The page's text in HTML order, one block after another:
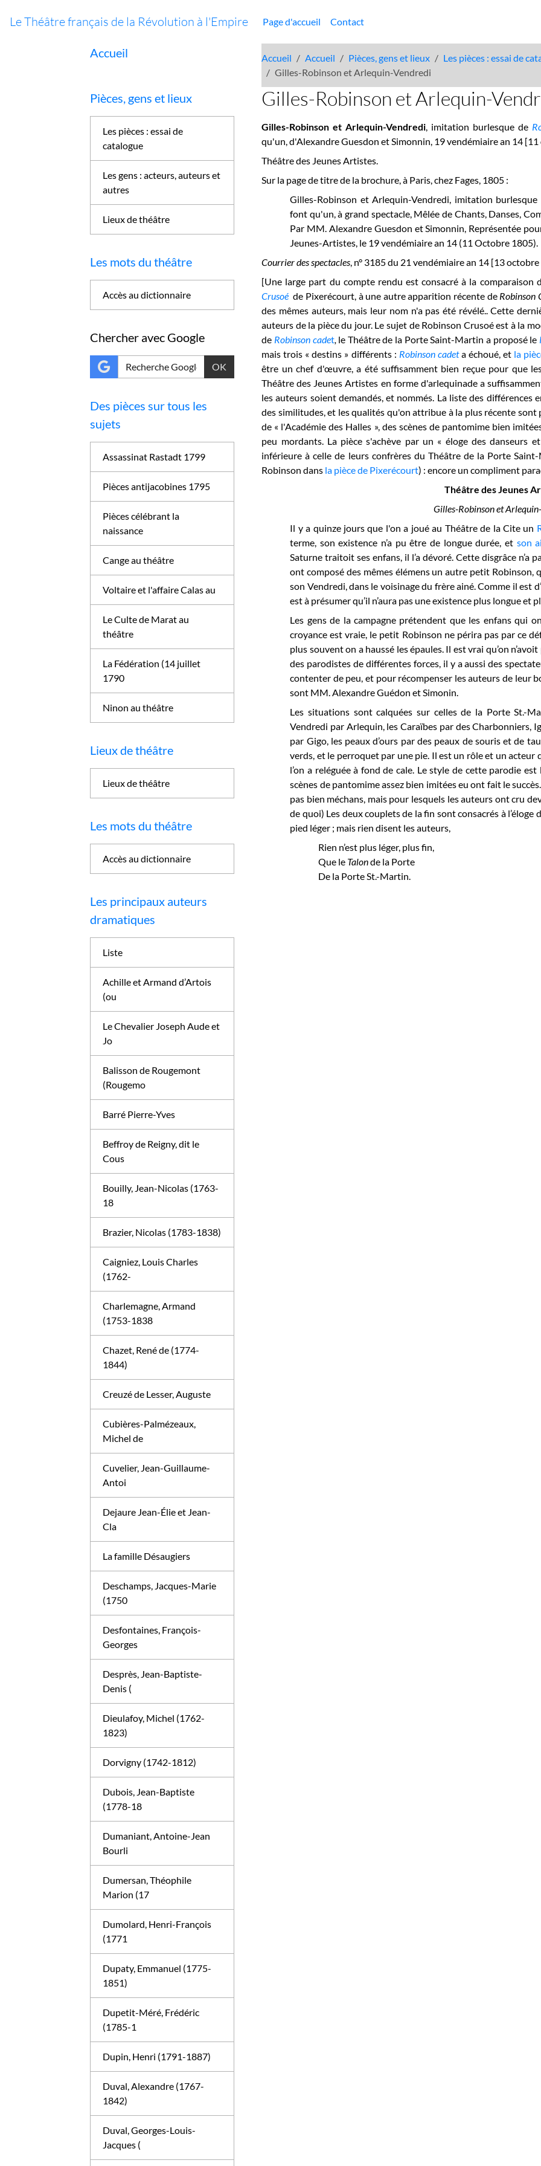
Le Théâtre français de la Révolution à l'Empire Page d'accueil Contact
Accueil Accueil Pièces, gens et lieux Les pièces : essai de
Gilles-Robinson et Arlequin-Vendredi
Gilles-Robinson et Arlequin-
Gilles-Robinson et Arlequin-Vendredi, imitation burlesque de
qu'un, d'Alexandre Guesdon et Simonnin, 19 vendémiaire an 14
Théâtre des Jeunes Artistes.
Sur la page de titre de la brochure, à Paris, chez Fages, 1805 :
Gilles-Robinson et Arlequin-Vendredi, imitation burlesque
font qu'un, à grand spectacle, Mêlée de Chants, Danses,
Par MM. Alexandre Guesdon et Simonnin, Représentée
Jeunes-Artistes, le 19 vendémiaire an 14 (11 Octobre 1805).
Courrier des spectacles, n° 3185 du 21 vendémiaire an 14 [13 octobre
[Une large part du compte rendu est consacré à la comparaison
Crusoé de Pixerécourt, à une autre apparition récente de Robinson
des mêmes auteurs, mais leur nom n'a pas été révélé.. Cette
auteurs de la pièce du jour. Le sujet de Robinson Crusoé est à la
de Robinson cadet,le Théâtre de la Porte Saint-Martin a proposé le
mais trois « destins » différents : Robinson cadet a échoué, et la
être un chef d'œuvre, a été suffisamment bien reçue pour que
Théâtre des Jeunes Artistes en forme d'arlequinade a
les auteurs soient demandés, et nommés. La liste des
des similitudes, et les qualités qu'on attribue à la plus récente
de « l'Académie des Halles », des scènes de pantomime bien
peu mordants. La pièce s'achève par un « éloge des danseurs
inférieure à celle de leurs confrères du Théâtre de la Porte
Robinson dans la pièce de Pixerécourt) : encore un compliment
Théâtre des Jeunes
Gilles-Robinson et
Il y a quinze jours que l'on a joué au Théâtre de la Cite un
terme, son existence n’a pu être de longue durée, et son
Saturne traitoit ses enfans, il l’a dévoré. Cette disgrâce n’a
ont composé des mêmes élémens un autre petit
son Vendredi, dans le voisinage du frère ainé. Comme il est
est à présumer qu’il n’aura pas une existence plus longue et
Les gens de la campagne prétendent que les enfans qui
croyance est vraie, le petit Robinson ne périra pas par ce
plus souvent on a haussé les épaules. Il est vrai qu’on
des parodistes de différentes forces, il y a aussi des
contenter de peu, et pour récompenser les auteurs de leur
sont MM. Alexandre Guédon et Simonin.
Les situations sont calquées sur celles de la Porte St.-
Vendredi par Arlequin, les Caraïbes par des Charbonniers,
par Gigo, les peaux d’ours par des peaux de souris et de
verds, et le perroquet par une pie. Il est un rôle et un acteur
l’on a reléguée à fond de cale. Le style de cette parodie
scènes de pantomime assez bien imitées eu ont fait le
pas bien méchans, mais pour lesquels les auteurs ont cru
de quoi) Les deux couplets de la fin sont consacrés à
pied léger ; mais rien disent les auteurs,
Rien n’est plus léger, plus fin,
Que le Talonde la Porte
De la Porte St.-Martin.
Accueil
Pièces, gens et lieux
Les pièces : essai de
catalogue
Les gens : acteurs, auteurs et
autres
Lieux de théâtre
Les mots du théâtre
Accès au dictionnaire
Chercher avec Google
OK
Des pièces sur tous les
sujets
Assassinat Rastadt 1799
Pièces antijacobines 1795
Pièces célébrant la
naissance
Cange au théâtre
Voltaire et l'affaire Calas au
Le Culte de Marat au
théâtre
La Fédération (14 juillet
1790
Ninon au théâtre
Lieux de théâtre
Lieux de théâtre
Les mots du théâtre
Accès au dictionnaire
Les principaux auteurs
dramatiques
Liste
Achille et Armand d’Artois
(ou
Le Chevalier Joseph Aude et
Jo
Balisson de Rougemont
(Rougemo
Barré Pierre-Yves
Beffroy de Reigny, dit le
Cous
Bouilly, Jean-Nicolas (1763-
18
Brazier, Nicolas (1783-1838)
Caigniez, Louis Charles
(1762-
Charlemagne, Armand
(1753-1838
Chazet, René de (1774-
1844)
Creuzé de Lesser, Auguste
Cubières-Palmézeaux,
Michel de
Cuvelier, Jean-Guillaume-
Antoi
Dejaure Jean-Élie et Jean-
Cla
La famille Désaugiers
Deschamps, Jacques-Marie
(1750
Desfontaines, François-
Georges
Desprès, Jean-Baptiste-
Denis (
Dieulafoy, Michel (1762-
1823)
Dorvigny (1742-1812)
Dubois, Jean-Baptiste
(1778-18
Dumaniant, Antoine-Jean
Bourli
Dumersan, Théophile
Marion (17
Dumolard, Henri-François
(1771
Dupaty, Emmanuel (1775-
1851)
Dupetit-Méré, Frédéric
(1785-1
Dupin, Henri (1791-1887)
Duval, Alexandre (1767-
1842)
Duval, Georges-Louis-
Jacques (